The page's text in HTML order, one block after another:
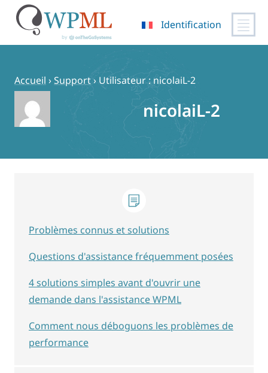
contenu
Identification
Accueil ›Support› Utilisateur : nicolaiL-2
nicolaiL-2
Problèmes connus et solutions
Questions d'assistance fréquemment posées
4 solutions simples avant d'ouvrir une
demande dans l'assistance WPML
Comment nous déboguons les problèmes de
performance